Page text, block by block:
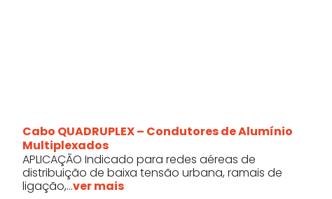
Cabo QUADRUPLEX – Condutores de Alumínio
Multiplexados
APLICAÇÃO Indicado para redes aéreas de
distribuição de baixa tensão urbana, ramais de
ligação,...ver mais